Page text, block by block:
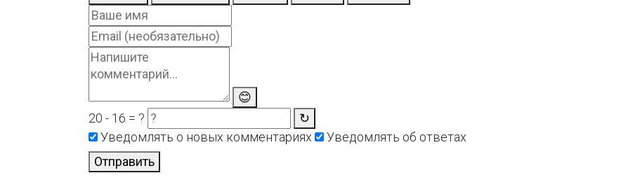
😊
20 - 16 = ?
↻
Уведомлять о новых комментариях
Уведомлять об ответах
Отправить